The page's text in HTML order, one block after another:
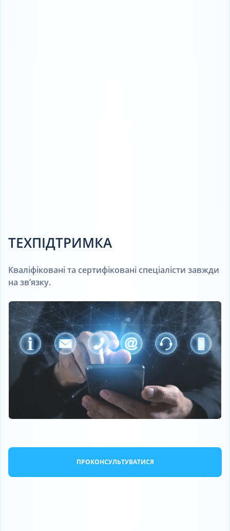
ТЕХПІДТРИМКА
Кваліфіковані та сертифіковані спеціалісти завжди
на зв’язку.
ПРОКОНСУЛЬТУВАТИСЯ